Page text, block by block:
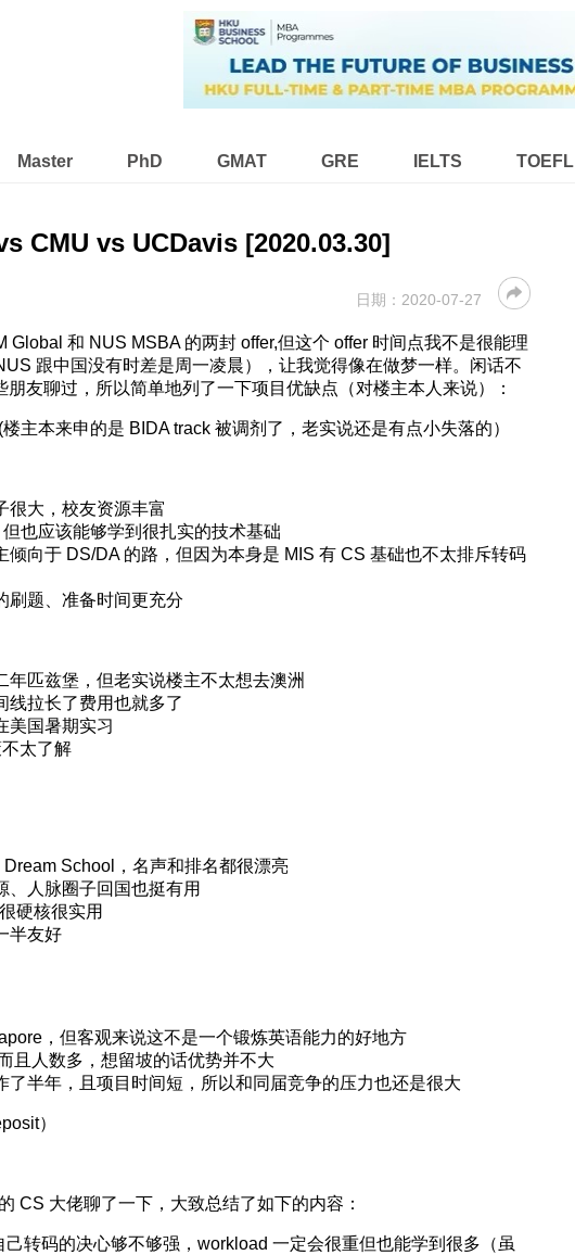
Master PhD GMAT GRE IELTS TOEFL
CMU vs UCDavis [2020.03.30]
日期： 2020-07-27
Global 和 NUS MSBA 的两封 offer,但这个 offer 时间点我不是很能理
跟中国没有时差是周一凌晨），让我觉得像在做梦一样。闲话不
朋友聊过，所以简单地列了一下项目优缺点（对楼主本人来说）：
主本来申的是 BIDA track 被调剂了，老实说还是有点小失落的）
很大，校友资源丰富
也应该能够学到很扎实的技术基础
倾向于 DS/DA 的路，但因为本身是 MIS 有 CS 基础也不太排斥转码
刷题、准备时间更充分
年匹兹堡，但老实说楼主不太想去澳洲
线拉长了费用也就多了
美国暑期实习
太了解
School，名声和排名都很漂亮
、人脉圈子回国也挺有用
硬核很实用
半友好
，但客观来说这不是一个锻炼英语能力的好地方
且人数多，想留坡的话优势并不大
了半年，且项目时间短，所以和同届竞争的压力也还是很大
）
CS 大佬聊了一下，大致总结了如下的内容：
转码的决心够不够强，workload 一定会很重但也能学到很多（虽